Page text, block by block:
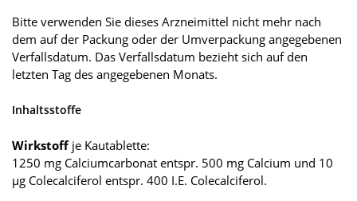
Bitte verwenden Sie dieses Arzneimittel nicht mehr nach
dem auf der Packung oder der Umverpackung angegebenen
Verfallsdatum. Das Verfallsdatum bezieht sich auf den
letzten Tag des angegebenen Monats.
Inhaltsstoffe
Wirkstoffje Kautablette:
1250 mg Calciumcarbonat entspr. 500 mg Calcium und 10
µg Colecalciferol entspr. 400 I.E. Colecalciferol.